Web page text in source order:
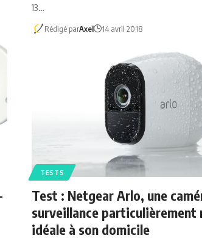
13…
Rédigé parAxel 14 avril 2018
TESTS
Test : Netgear Arlo, une
surveillance particulièrement
idéale à son domicile